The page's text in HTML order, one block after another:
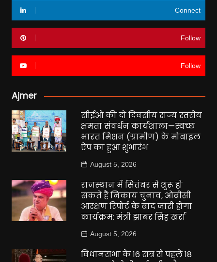
Connect
Follow
Follow
Ajmer
सीईओ की दो दिवसीय राज्य स्तरीय
क्षमता संवर्धन कार्यशाला—स्वच्छ
भारत मिशन (ग्रामीण) के मोबाइल
ऐप का हुआ शुभारंभ
August 5, 2026
राजस्थान में सितंबर से शुरू हो
सकते हैं निकाय चुनाव, ओबीसी
आरक्षण रिपोर्ट के बाद जारी होगा
कार्यक्रम: मंत्री झाबर सिंह खर्रा
August 5, 2026
विधानसभा के 16 सत्र से पहले 18